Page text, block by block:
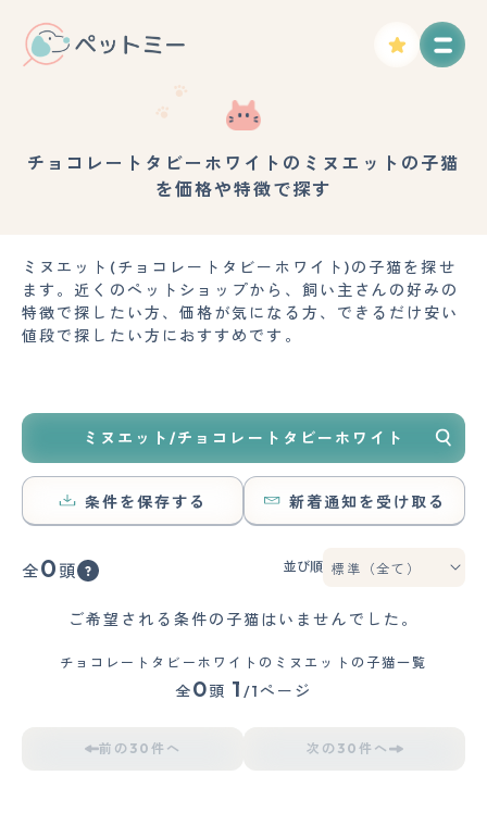
チョコレートタビーホワイトのミヌエットの子猫
を価格や特徴で探す
ミヌエット(チョコレートタビーホワイト)の子猫を探せ
ます。近くのペットショップから、飼い主さんの好みの
特徴で探したい方、価格が気になる方、できるだけ安い
値段で探したい方におすすめです。
ミヌエット/チョコレートタビーホワイト
条件を保存する 新着通知を受け取る
全0 頭 並び順
ご希望される条件の子猫はいませんでした。
チョコレートタビーホワイトのミヌエットの子猫一覧
全0頭 1 /1ページ
前の30件へ 次の30件へ